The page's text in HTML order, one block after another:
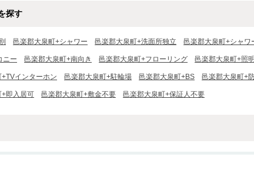
探す
邑楽郡大泉町+シャワー 邑楽郡大泉町+洗面所独立 邑楽郡大泉町+シャワ
ニー 邑楽郡大泉町+南向き 邑楽郡大泉町+フローリング 邑楽郡大泉町+照
インターホン 邑楽郡大泉町+駐輪場 邑楽郡大泉町+BS 邑楽郡大泉町+
即入居可 邑楽郡大泉町+敷金不要 邑楽郡大泉町+保証人不要